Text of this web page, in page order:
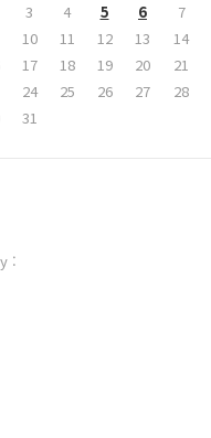
3 4 5 6 7
10 11 12 13 14
17 18 19 20 21
24 25 26 27 28
31
: